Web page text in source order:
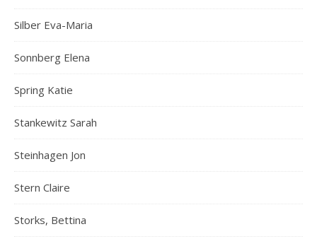
Silber Eva-Maria
Sonnberg Elena
Spring Katie
Stankewitz Sarah
Steinhagen Jon
Stern Claire
Storks, Bettina